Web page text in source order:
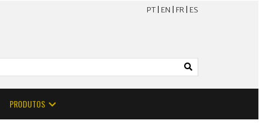
PT EN FR ES
PRODUTOS